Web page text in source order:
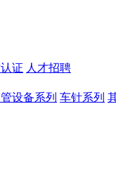
证 人才招聘
设备系列 车针系列